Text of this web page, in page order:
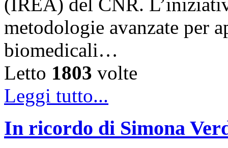
metodologie avanzate per
biomedicali…
Letto 1803 volte
Leggi tutto...
In ricordo di Simona